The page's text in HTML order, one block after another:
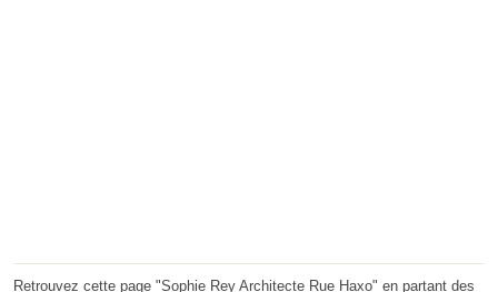
Retrouvez cette page "Sophie Rey Architecte Rue Haxo" en partant des